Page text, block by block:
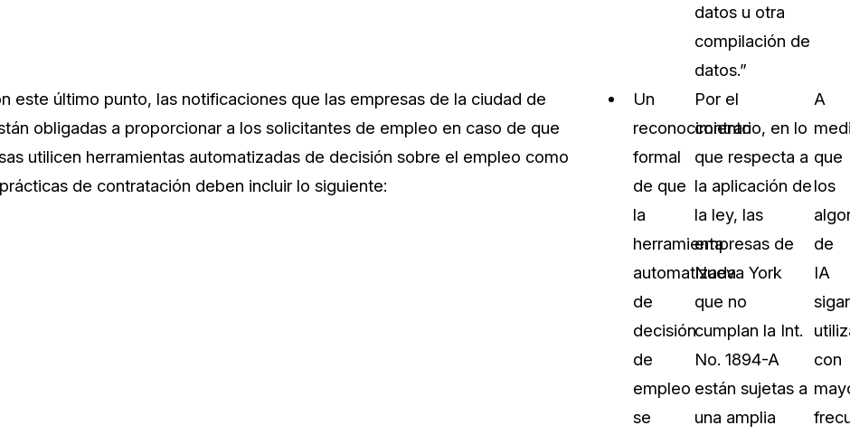
datos u otra
compilación de
datos.”
este último punto, las notificaciones que las empresas de la ciudad de
obligadas a proporcionar a los solicitantes de empleo en caso de que
utilicen herramientas automatizadas de decisión sobre el empleo como
de contratación deben incluir lo siguiente:
Un
reconocimiento
formal
de que
la
herramienta
automatizada
de
decisión
de
empleo
se
Por el
contrario, en lo
que respecta a
la aplicación de
la ley, las
empresas de
Nueva York
que no
cumplan la Int.
No. 1894-A
están sujetas a
una amplia
A
que
los
de
IA
con